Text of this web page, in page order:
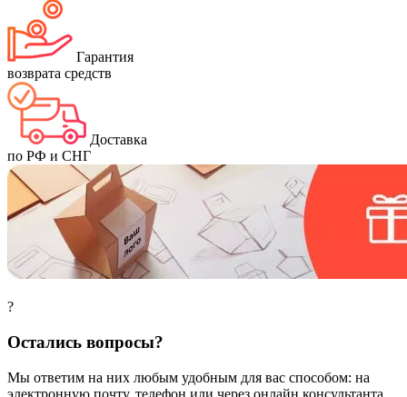
Гарантия
возврата средств
Доставка
по РФ и СНГ
?
Остались вопросы?
Мы ответим на них любым удобным для вас способом: на
электронную почту, телефон или через онлайн консультанта